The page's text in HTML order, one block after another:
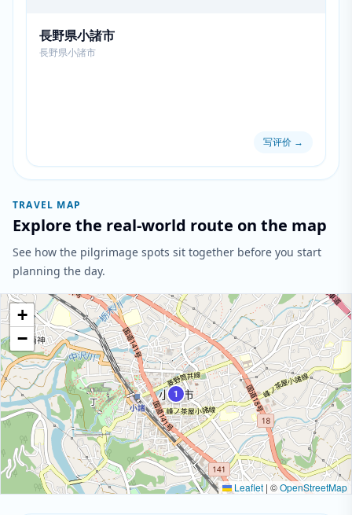
長野県小諸市
長野県小諸市
写评价 →
TRAVEL MAP
Explore the real-world route on the map
See how the pilgrimage spots sit together before you start
planning the day.
1
+
−
Leaflet | ©OpenStreetMap